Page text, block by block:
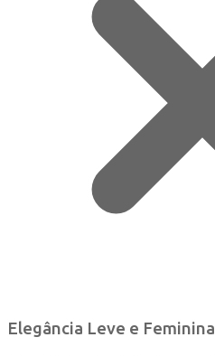
Elegância Leve e Feminina